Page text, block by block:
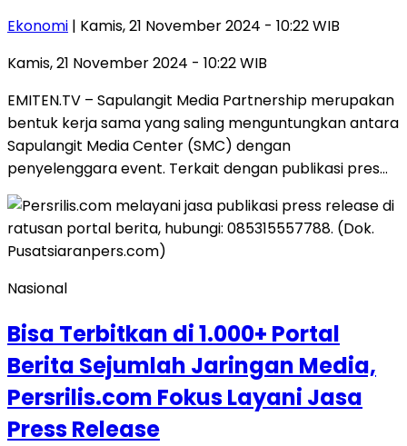
Ekonomi | Kamis, 21 November 2024 - 10:22 WIB
Kamis, 21 November 2024 - 10:22 WIB
EMITEN.TV – Sapulangit Media Partnership merupakan
bentuk kerja sama yang saling menguntungkan antara
Sapulangit Media Center (SMC) dengan
penyelenggara event. Terkait dengan publikasi pres…
Nasional
Bisa Terbitkan di 1.000+ Portal
Berita Sejumlah Jaringan Media,
Persrilis.com Fokus Layani Jasa
Press Release